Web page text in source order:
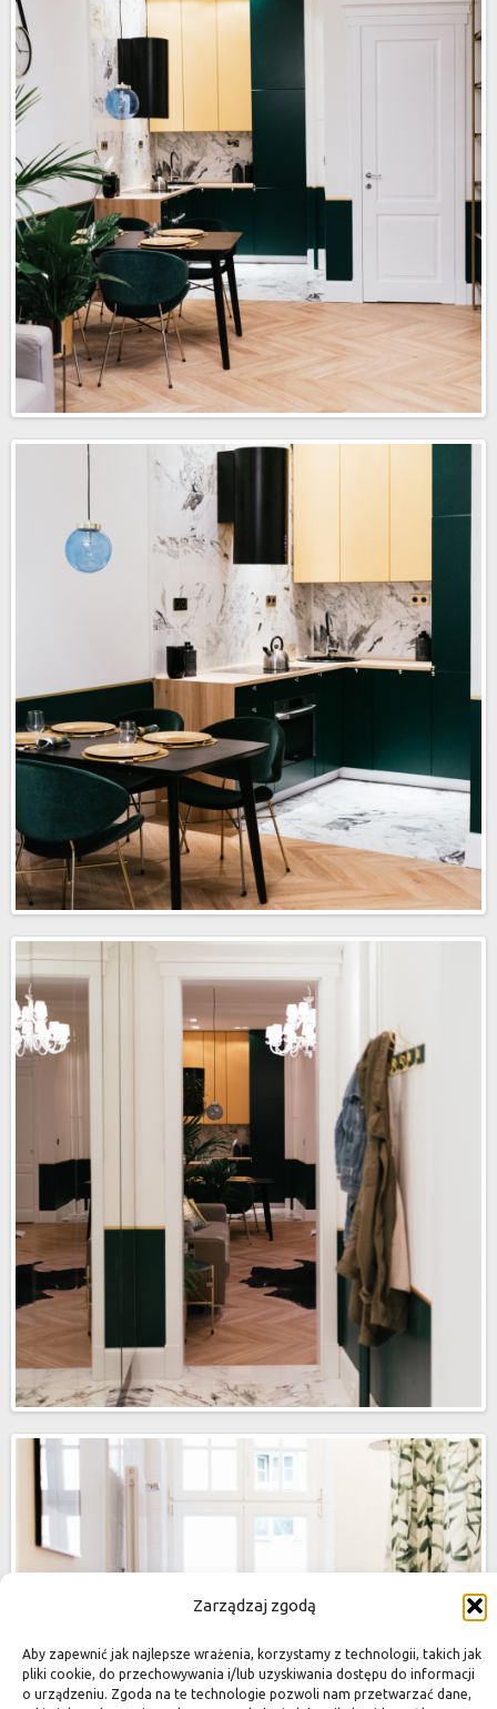
Zarządzaj zgodą
Aby zapewnić jak najlepsze wrażenia, korzystamy z technologii, takich jak
pliki cookie, do przechowywania i/lub uzyskiwania dostępu do informacji
o urządzeniu. Zgoda na te technologie pozwoli nam przetwarzać dane,